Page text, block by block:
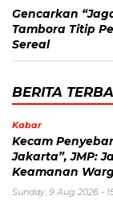
Gencarkan
Tambora Titip
Sereal
BERITA
Kabar
Kecam
Jakarta”, JMP:
Keamanan
Sunday, 9 Aug 2026 -